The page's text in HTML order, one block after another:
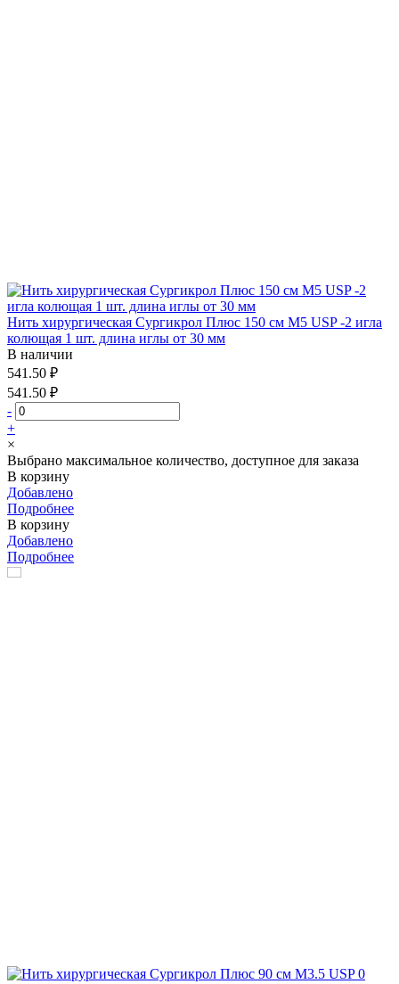
Нить хирургическая Сургикрол Плюс 150 см М5 USP -2 игла
колющая 1 шт. длина иглы от 30 мм
В наличии
541.50 ₽
541.50 ₽
-
+
×
Выбрано максимальное количество, доступное для заказа
В корзину
Добавлено
Подробнее
В корзину
Добавлено
Подробнее